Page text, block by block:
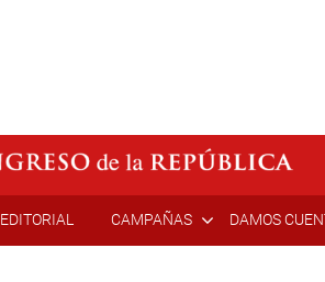
EDITORIAL CAMPAÑAS DAMOS